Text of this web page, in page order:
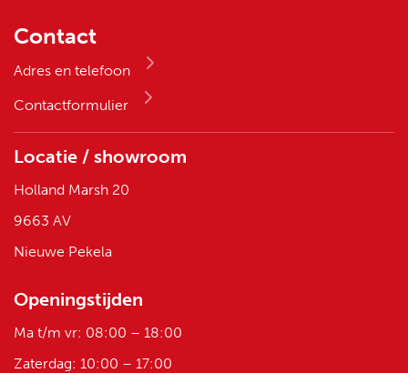
9663 AV
Nieuwe Pekela
Openingstijden
Ma t/m vr: 08:00 – 18:00
Zaterdag: 10:00 – 17:00
Tel.: